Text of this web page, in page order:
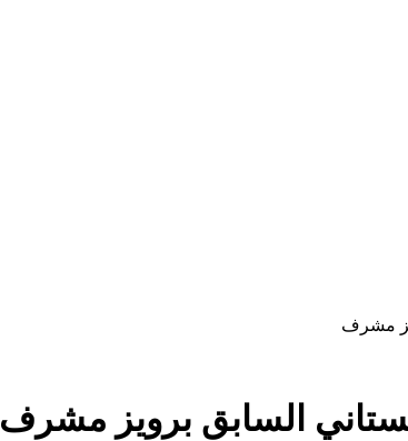
مشرف
السابق برويز مشرف